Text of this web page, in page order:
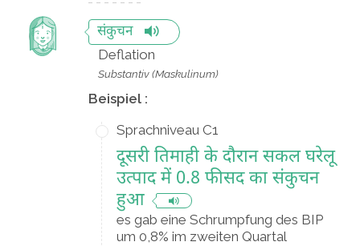
संकुचन
Deflation
Substantiv (Maskulinum)
Beispiel :
Sprachniveau C1
दूसरी तिमाही के दौरान सकल घरेलू
उत्पाद में 0.8 फीसद का संकुचन
हुआ
es gab eine Schrumpfung des BIP
um 0,8% im zweiten Quartal